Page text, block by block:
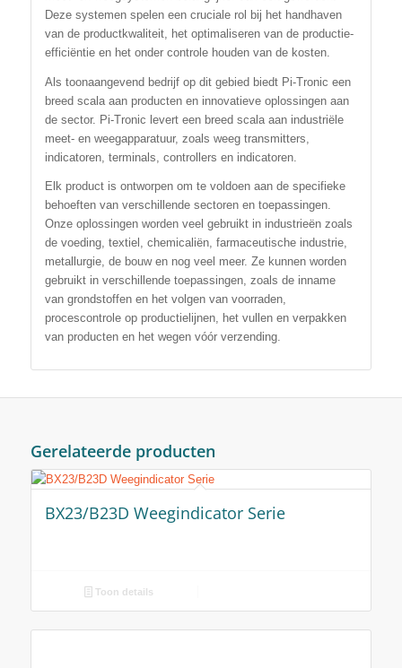
Deze systemen spelen een cruciale rol bij het handhaven
van de productkwaliteit, het optimaliseren van de productie-
efficiëntie en het onder controle houden van de kosten.
Als toonaangevend bedrijf op dit gebied biedt Pi-Tronic een
breed scala aan producten en innovatieve oplossingen aan
de sector. Pi-Tronic levert een breed scala aan industriële
meet- en weegapparatuur, zoals weeg transmitters,
indicatoren, terminals, controllers en indicatoren.
Elk product is ontworpen om te voldoen aan de specifieke
behoeften van verschillende sectoren en toepassingen.
Onze oplossingen worden veel gebruikt in industrieën zoals
de voeding, textiel, chemicaliën, farmaceutische industrie,
metallurgie, de bouw en nog veel meer. Ze kunnen worden
gebruikt in verschillende toepassingen, zoals de inname
van grondstoffen en het volgen van voorraden,
procescontrole op productielijnen, het vullen en verpakken
van producten en het wegen vóór verzending.
Gerelateerde producten
BX23/B23D Weegindicator Serie
Toon details